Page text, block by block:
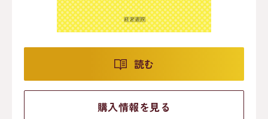
読む
購入情報を見る